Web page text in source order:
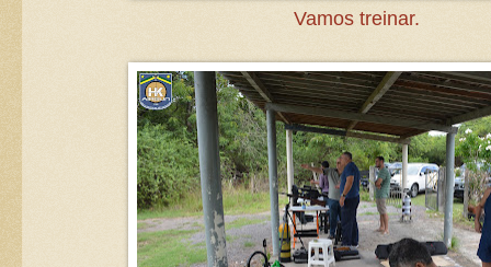
Vamos treinar.